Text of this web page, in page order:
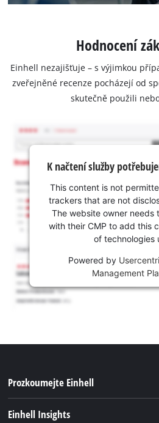
Hodnocení
Einhell nezajišťuje – s výjimkou
zveřejněné recenze pocházejí od
skutečně použili
K načtení služby
This content is not
trackers that are not
The website owner needs
with their CMP to add this
of technologies
Powered by
Management
Prozkoumejte Einhell
Einhell Insights